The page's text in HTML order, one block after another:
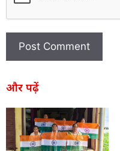
और पढ़ें